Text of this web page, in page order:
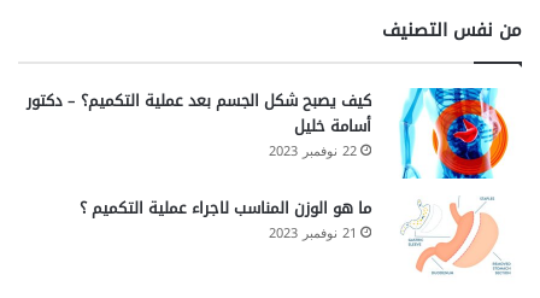
من نفس التصنيف
كيف يصبح شكل الجسم بعد عملية التكميم؟ – دكتور
أسامة خليل
22 نوفمبر 2023
ما هو الوزن المناسب لاجراء عملية التكميم ؟
21 نوفمبر 2023